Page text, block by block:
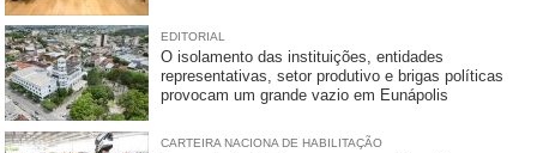
EDITORIAL
O isolamento das instituições, entidades
representativas, setor produtivo e brigas políticas
provocam um grande vazio em Eunápolis
CARTEIRA NACIONA DE HABILITAÇÃO